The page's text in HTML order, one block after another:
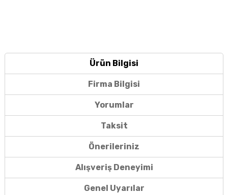
Ürün Bilgisi
Firma Bilgisi
Yorumlar
Taksit
Önerileriniz
Alışveriş Deneyimi
Genel Uyarılar